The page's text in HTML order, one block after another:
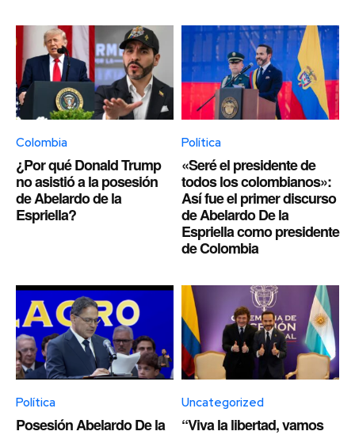
Colombia
¿Por qué Donald Trump
no asistió a la posesión
de Abelardo de la
Espriella?
Política
«Seré el presidente de
todos los colombianos»:
Así fue el primer discurso
de Abelardo De la
Espriella como presidente
de Colombia
Política
Posesión Abelardo De la
Uncategorized
“Viva la libertad, vamos